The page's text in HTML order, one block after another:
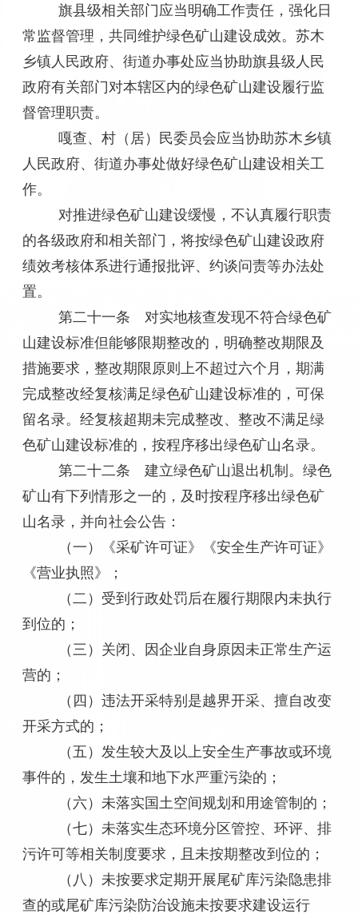
旗县级相关部门应当明确工作责任，强化日
常监督管理，共同维护绿色矿山建设成效。苏木
乡镇人民政府、街道办事处应当协助旗县级人民
政府有关部门对本辖区内的绿色矿山建设履行监
督管理职责。
嘎查、村（居）民委员会应当协助苏木乡镇
人民政府、街道办事处做好绿色矿山建设相关工
作。
对推进绿色矿山建设缓慢，不认真履行职责
的各级政府和相关部门，将按绿色矿山建设政府
绩效考核体系进行通报批评、约谈问责等办法处
置。
第二十一条 对实地核查发现不符合绿色矿
山建设标准但能够限期整改的，明确整改期限及
措施要求，整改期限原则上不超过六个月，期满
完成整改经复核满足绿色矿山建设标准的，可保
留名录。经复核超期未完成整改、整改不满足绿
色矿山建设标准的，按程序移出绿色矿山名录。
第二十二条 建立绿色矿山退出机制。绿色
矿山有下列情形之一的，及时按程序移出绿色矿
山名录，并向社会公告：
（一）《采矿许可证》《安全生产许可证》
《营业执照》；
（二）受到行政处罚后在履行期限内未执行
到位的；
（三）关闭、因企业自身原因未正常生产运
营的；
（四）违法开采特别是越界开采、擅自改变
开采方式的；
（五）发生较大及以上安全生产事故或环境
事件的，发生土壤和地下水严重污染的；
（六）未落实国土空间规划和用途管制的；
（七）未落实生态环境分区管控、环评、排
污许可等相关制度要求，且未按期整改到位的；
（八）未按要求定期开展尾矿库污染隐患排
查的或尾矿库污染防治设施未按要求建设运行